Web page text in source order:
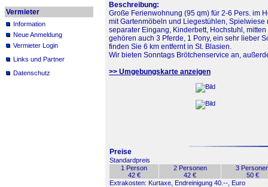
Vermieter
Information
Neue Anmeldung
Vermieter Login
Links und Partner
Datenschutz
Beschreibung:
Große Ferienwohnung (95 qm) für 2-6 Pers. im
mit Gartenmöbeln und Liegestühlen, Spielwiese
separater Eingang, Kinderbett, Hochstuhl,
gehören auch 3 Pferde, 1 Pony, ein sehr lieber
finden Sie 6 km entfernt in St. Blasien.
Wir bieten Sonntags Brötchenservice an,
>> Umgebungskarte anzeigen
Preise
Standardpreis
1 Person
42 €
2 Personen
42 €
3
50 €
Extrakosten: Kurtaxe, Endreinigung 40.--, Euro